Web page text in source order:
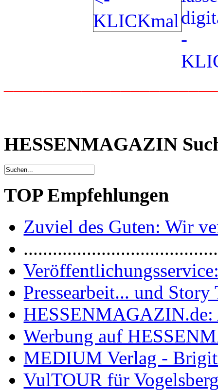
HESSENMAGAZIN
TOP Empfehlungen
Zuviel des Guten: Wir
Pressearbeit... und
HESSENMAGAZIN.de:
Werbung auf
MEDIUM Verlag -
VulTOUR für